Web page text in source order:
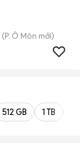
(P. Ô Môn mới)
512 GB 1 TB